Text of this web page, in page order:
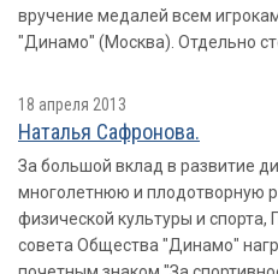
вручение медалей всем
"Динамо" (Москва). Отдельно
18 апреля 2013
Наталья Сафронова.
За большой вклад в развитие
многолетнюю и плодотворную
физической культуры и
совета Общества "Динамо"